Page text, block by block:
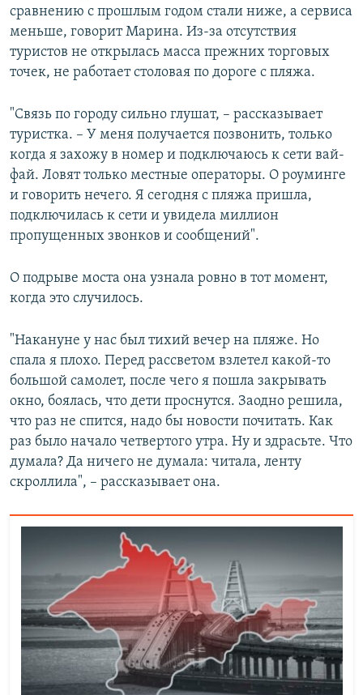
сравнению с прошлым годом стали ниже, а сервиса
меньше, говорит Марина. Из-за отсутствия
туристов не открылась масса прежних торговых
точек, не работает столовая по дороге с пляжа.
"Связь по городу сильно глушат, – рассказывает
туристка. – У меня получается позвонить, только
когда я захожу в номер и подключаюсь к сети вай-
фай. Ловят только местные операторы. О роуминге
и говорить нечего. Я сегодня с пляжа пришла,
подключилась к сети и увидела миллион
пропущенных звонков и сообщений".
О подрыве моста она узнала ровно в тот момент,
когда это случилось.
"Накануне у нас был тихий вечер на пляже. Но
спала я плохо. Перед рассветом взлетел какой-то
большой самолет, после чего я пошла закрывать
окно, боялась, что дети проснутся. Заодно решила,
что раз не спится, надо бы новости почитать. Как
раз было начало четвертого утра. Ну и здрасьте. Что
думала? Да ничего не думала: читала, ленту
скроллила", – рассказывает она.